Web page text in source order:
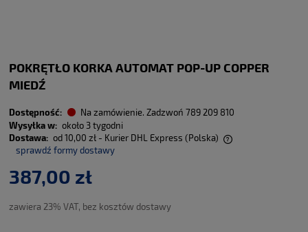
POKRĘTŁO KORKA AUTOMAT POP-UP COPPER
MIEDŹ
Dostępność: Na zamówienie. Zadzwoń 789 209 810
Wysyłka w: około 3 tygodni
Dostawa: od 10,00 zł - Kurier DHL Express (Polska)
Cena nie zawiera ewentualnych kosztów płatności
sprawdź formy dostawy
387,00 zł
zawiera 23% VAT, bez kosztów dostawy